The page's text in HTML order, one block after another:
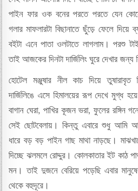
পাইন ফার ওক বনের পরতে পরতে যেন
গলার মাফলারটা বিছানাতে ছুঁড়ে ফেলে দিয়ে
বইটা এনে পাতা ওলটাতে লাগলাম। পরশু
তাই আজকের দিনটা দার্জিলিং ঘুরে দেখার
হোটেল মঞ্জুষার নীল কাচ দিয়ে তুষারাবৃত
দার্জিলিঙে এসে হিমালয়ের রূপ দেখে মুগ্ধ
বাগান ঘেরা, পাখির কূজন ভরা, ফুলের রঙ্গিন
সেই ছোটবেলায়। কিন্তু এবারে শুধু আমি আর
ধারে বড় বড় পাইন গাছ মাথা নাড়ছে।
দিচ্ছে ঝলমলে রোদ্দুর। কোলকাতার ইট কাঠ
মন। তাই দুজনে বেরিয়ে পড়েছি এবার
থেকে বহুদূরে।